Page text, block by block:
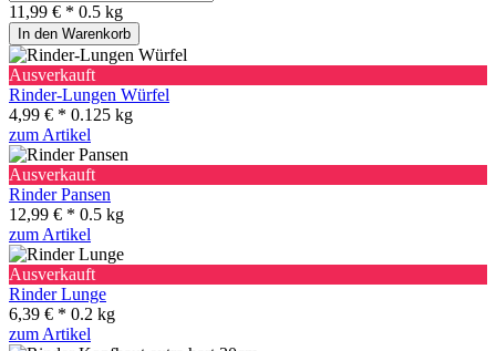
11,99 € * 0.5 kg
In den Warenkorb
Ausverkauft
Rinder-Lungen Würfel
4,99 € * 0.125 kg
zum Artikel
Ausverkauft
Rinder Pansen
12,99 € * 0.5 kg
zum Artikel
Ausverkauft
Rinder Lunge
6,39 € * 0.2 kg
zum Artikel